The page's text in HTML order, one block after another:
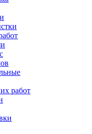
работ